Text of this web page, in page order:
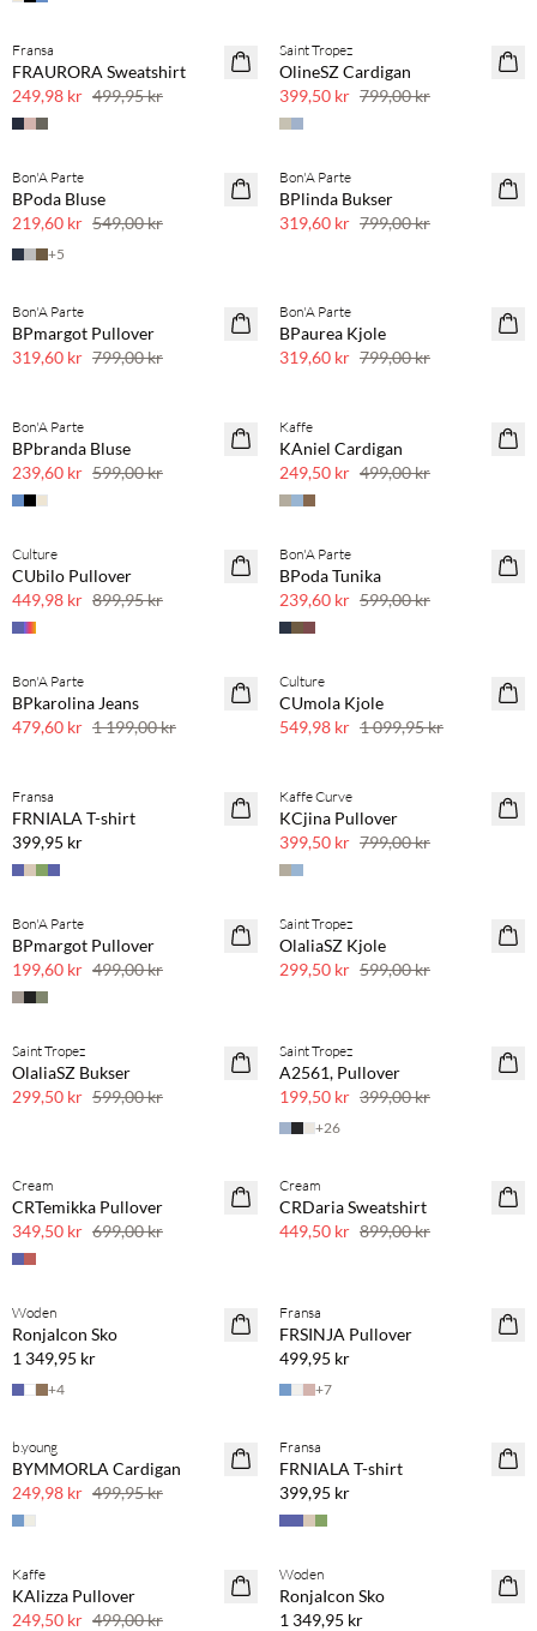
SAVE20
Fransa
FRAURORA Sweatshirt
249,98 kr 499,95 kr
SAVE20
Saint Tropez
OlineSZ Cardigan
399,50 kr 799,00 kr
SAVE20
Bon'A Parte
BPoda Bluse
219,60 kr 549,00 kr
+5
SAVE20
Bon'A Parte
BPlinda Bukser
319,60 kr 799,00 kr
SAVE20
60 % rabatt
Bon'A Parte
BPmargot Pullover
319,60 kr 799,00 kr
SAVE20
60 % rabatt
Bon'A Parte
BPaurea Kjole
319,60 kr 799,00 kr
SAVE20
Bon'A Parte
BPbranda Bluse
239,60 kr 599,00 kr
SAVE20
Kaffe
KAniel Cardigan
249,50 kr 499,00 kr
SAVE20
Culture
CUbilo Pullover
449,98 kr 899,95 kr
SAVE20
Bon'A Parte
BPoda Tunika
239,60 kr 599,00 kr
SAVE20
Bon'A Parte
BPkarolina Jeans
479,60 kr 1 199,00 kr
SAVE20
50 % rabatt
Culture
CUmola Kjole
549,98 kr 1 099,95 kr
NYHET
Fransa
FRNIALA T-shirt
399,95 kr
SAVE20
50 % rabatt
Kaffe Curve
KCjina Pullover
399,50 kr 799,00 kr
SAVE20
60 % rabatt
Bon'A Parte
BPmargot Pullover
199,60 kr 499,00 kr
SAVE20
50 % rabatt
Saint Tropez
OlaliaSZ Kjole
299,50 kr 599,00 kr
SAVE20
Saint Tropez
OlaliaSZ Bukser
299,50 kr 599,00 kr
SAVE20
50 % rabatt
Saint Tropez
A2561, Pullover
199,50 kr 399,00 kr
+26
SAVE20
Cream
CRTemikka Pullover
349,50 kr 699,00 kr
SAVE20
Cream
CRDaria Sweatshirt
449,50 kr 899,00 kr
NYHET
Kjøp min. 2 & spar 20 %
Woden
RonjaIcon Sko
1 349,95 kr
+4
NYHET
Fransa
FRSINJA Pullover
499,95 kr
+7
SAVE20
b.young
BYMMORLA Cardigan
249,98 kr 499,95 kr
NYHET
Fransa
FRNIALA T-shirt
399,95 kr
SAVE20
Kaffe
KAlizza Pullover
249,50 kr 499,00 kr
NYHET
Kjøp min. 2 & spar 20 %
Woden
RonjaIcon Sko
1 349,95 kr